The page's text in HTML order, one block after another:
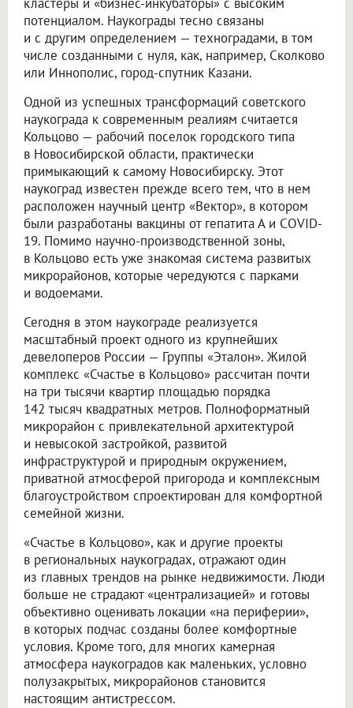
потенциалом. Наукограды тесно связаны
и с другим определением — техноградами, в том
числе созданными с нуля, как, например, Сколково
или Иннополис, город-спутник Казани.
Одной из успешных трансформаций советского
наукограда к современным реалиям считается
Кольцово — рабочий поселок городского типа
в Новосибирской области, практически
примыкающий к самому Новосибирску. Этот
наукоград известен прежде всего тем, что в нем
расположен научный центр «Вектор», в котором
были разработаны вакцины от гепатита А и COVID-
19. Помимо научно-производственной зоны,
в Кольцово есть уже знакомая система развитых
микрорайонов, которые чередуются с парками
и водоемами.
Сегодня в этом наукограде реализуется
масштабный проект одного из крупнейших
девелоперов России — Группы «Эталон». Жилой
комплекс «Счастье в Кольцово» рассчитан почти
на три тысячи квартир площадью порядка
142 тысяч квадратных метров. Полноформатный
микрорайон с привлекательной архитектурой
и невысокой застройкой, развитой
инфраструктурой и природным окружением,
приватной атмосферой пригорода и комплексным
благоустройством спроектирован для комфортной
семейной жизни.
«Счастье в Кольцово», как и другие проекты
в региональных наукоградах, отражают один
из главных трендов на рынке недвижимости. Люди
больше не страдают «централизацией» и готовы
объективно оценивать локации «на периферии»,
в которых подчас созданы более комфортные
условия. Кроме того, для многих камерная
атмосфера наукоградов как маленьких, условно
полузакрытых, микрорайонов становится
настоящим антистрессом.